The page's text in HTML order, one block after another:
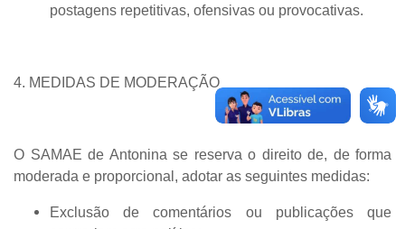
postagens repetitivas, ofensivas ou provocativas.
4. MEDIDAS DE MODERAÇÃO
O SAMAE de Antonina se reserva o direito de, de forma
moderada e proporcional, adotar as seguintes medidas:
Exclusão de comentários ou publicações que